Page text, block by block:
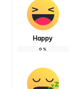
Happy
0%